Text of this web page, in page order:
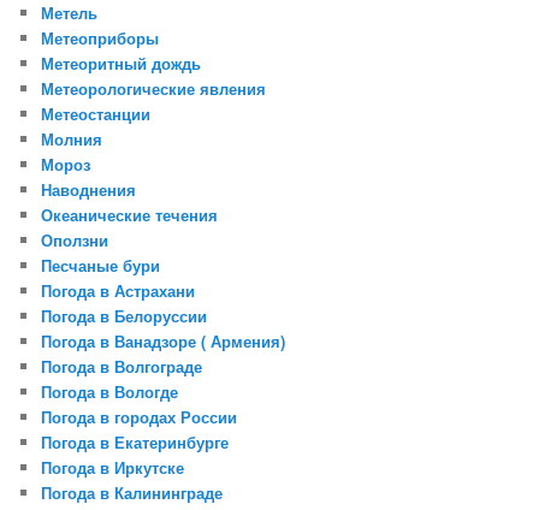
Метель
Метеоприборы
Метеоритный дождь
Метеорологические явления
Метеостанции
Молния
Мороз
Наводнения
Океанические течения
Оползни
Песчаные бури
Погода в Астрахани
Погода в Белоруссии
Погода в Ванадзоре ( Армения)
Погода в Волгограде
Погода в Вологде
Погода в городах России
Погода в Екатеринбурге
Погода в Иркутске
Погода в Калининграде